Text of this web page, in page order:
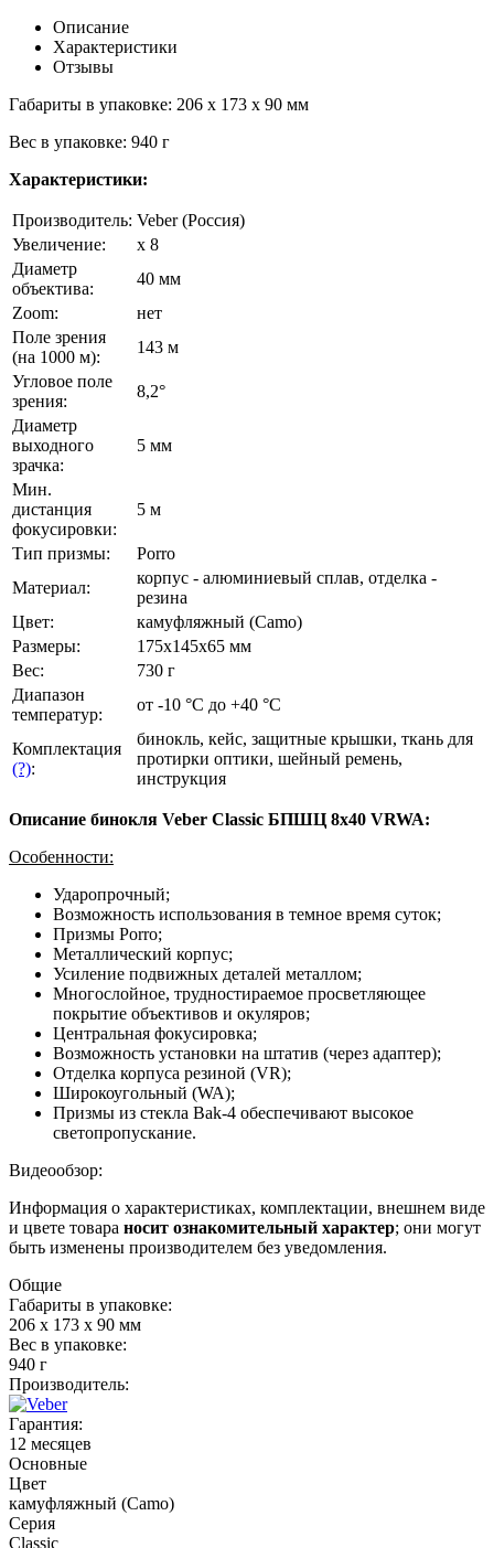
Описание
Характеристики
Отзывы
Габариты в упаковке: 206 x 173 x 90 мм
Вес в упаковке: 940 г
Характеристики:
Производитель: Veber (Россия)
Увеличение:
x 8
Диаметр
объектива:
40 мм
Zoom:
нет
Поле зрения
(на 1000 м):
143 м
Угловое поле
зрения:
8,2°
Диаметр
выходного
зрачка:
5 мм
Мин.
дистанция
фокусировки:
5 м
Тип призмы:
Porro
Материал:
корпус - алюминиевый сплав, отделка -
резина
Цвет:
камуфляжный (Camo)
Размеры:
175x145x65 мм
Вес:
730 г
Диапазон
температур:
от -10 °С до +40 °С
Комплектация
(?):
бинокль, кейс, защитные крышки, ткань для
протирки оптики, шейный ремень,
инструкция
Описание бинокля Veber Classic БПШЦ 8x40 VRWA:
Особенности:
Ударопрочный;
Возможность использования в темное время суток;
Призмы Porro;
Металлический корпус;
Усиление подвижных деталей металлом;
Многослойное, трудностираемое просветляющее
покрытие объективов и окуляров;
Центральная фокусировка;
Возможность установки на штатив (через адаптер);
Отделка корпуса резиной (VR);
Широкоугольный (WA);
Призмы из стекла Bak-4 обеспечивают высокое
светопропускание.
Видеообзор:
Информация о характеристиках, комплектации, внешнем виде
и цвете товара носит ознакомительный характер; они могут
быть изменены производителем без уведомления.
Общие
Габариты в упаковке:
206 x 173 x 90 мм
Вес в упаковке:
940 г
Производитель:
Гарантия:
12 месяцев
Основные
Цвет
камуфляжный (Camo)
Серия
Classic